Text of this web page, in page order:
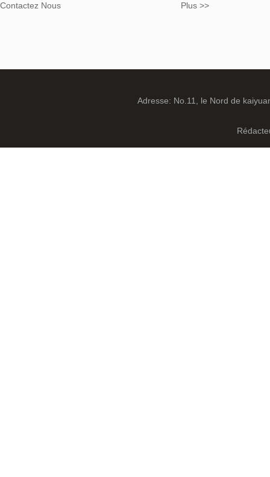
Contactez Nous Plus >>
Adresse: No.11, le Nord de